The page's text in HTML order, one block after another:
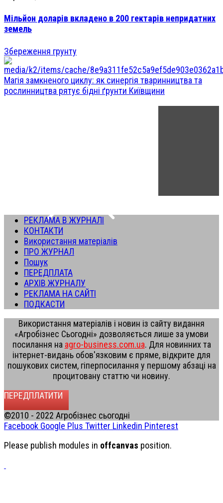
Мільйон доларів вкладено в 200 гектарів непридатних
земель
Збереження грунту
Магія замкненого циклу: як синергія тваринництва та
рослинництва рятує бідні ґрунти Київщини
РЕКЛАМА В ЖУРНАЛІ
КОНТАКТИ
Використання матеріалів
ПРО ЖУРНАЛ
Пошук
ПЕРЕДПЛАТА
АРХІВ ЖУРНАЛУ
РЕКЛАМА НА САЙТІ
ПОДКАСТИ
Використання матеріалів і новин із сайту видання
«Агробізнес Сьогодні» дозволяється лише за умови
посилання на agro-business.com.ua. Для новинних та
інтернет-видань обов'язковим є пряме, відкрите для
пошукових систем, гіперпосилання у першому абзаці на
процитовану статтю чи новину.
ПЕРЕДПЛАТИТИ
©2010 - 2022 Агробізнес сьогодні
Facebook Google Plus Twitter Linkedin Pinterest
Please publish modules in offcanvas position.